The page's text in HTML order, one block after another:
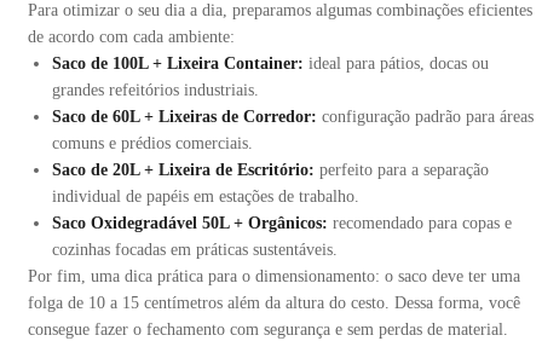
Para otimizar o seu dia a dia, preparamos algumas combinações eficientes
de acordo com cada ambiente:
Saco de 100L + Lixeira Container: ideal para pátios, docas ou
grandes refeitórios industriais.
Saco de 60L + Lixeiras de Corredor: configuração padrão para áreas
comuns e prédios comerciais.
Saco de 20L + Lixeira de Escritório: perfeito para a separação
individual de papéis em estações de trabalho.
Saco Oxidegradável 50L + Orgânicos: recomendado para copas e
cozinhas focadas em práticas sustentáveis.
Por fim, uma dica prática para o dimensionamento: o saco deve ter uma
folga de 10 a 15 centímetros além da altura do cesto. Dessa forma, você
consegue fazer o fechamento com segurança e sem perdas de material.